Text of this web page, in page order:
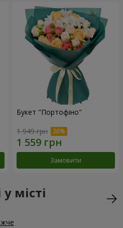
Букет "Портофіно"
1 949 грн
Замовити
місті